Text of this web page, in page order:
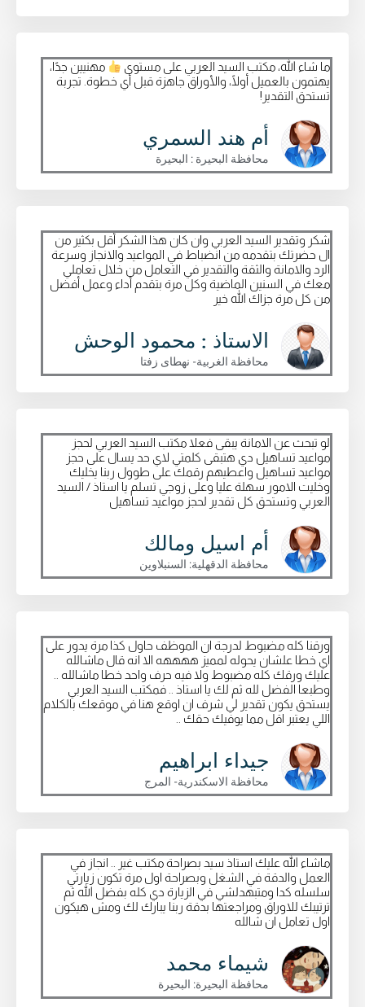
ما شاء الله، مكتب السيد العربي على مستوى
مهنيين جدًا،
يهتمون بالعميل أولًا، والأوراق جاهزة قبل أي خطوة. تجربة
تستحق التقدير!
أم هند السمري
محافظة البحيرة : البحيرة
شكر وتقدير السيد العربي وان كان هذا الشكر أقل بكثير من
ال حضرتك بتقدمه من انضباط في المواعيد والانجاز وسرعة
الرد والامانة والثقة والتقدير في التعامل من خلال تعاملي
معك في السنين الماضية وكل مرة بتقدم أداء وعمل أفضل
من كل مرة جزاك الله خير
الاستاذ : محمود الوحش
محافظة الغربية- نهطاى زفتا
لو تبحث عن الامانة يبقى فعلا مكتب السيد العربي لحجز
مواعيد تساهيل دي هتبقى كلمتي لاي حد يسال على حجز
مواعيد تساهيل واعطيهم رقمك على طوول ربنا يخليك
وخليت الامور سهلة عليا وعلى زوجي تسلم يا استاذ / السيد
العربي وتستحق كل تقدير لحجز مواعيد تساهيل
أم اسيل ومالك
محافظة الدقهلية: السنبلاوين
ورقنا كله مضبوط لدرجة ان الموظف حاول كذا مرة يدور على
اي خطا علشان يحوله لمميز ههههه الا انه قال ماشالله
عليك ورقك كله مضبوط ولا فيه حرف واحد خطا ماشالله ..
وطبعا الفضل لله ثم لك يا استاذ .. فمكتب السيد العربي
يستحق يكون تقدير لي شرف ان اوقع هنا في موقعك بالكلام
اللي يعتبر اقل مما يوفيك حقك ..
جيداء ابراهيم
محافظة الاسكندرية- المرج
ماشاء الله عليك استاذ سيد بصراحة مكتب غير .. انجاز في
العمل والدقة في الشغل وبصراحة اول مرة تكون زيارتي
سلسله كدا ومتبهدلشي في الزيارة دي كله بفضل الله ثم
ترتيبك للاوراق ومراجعتها بدقة ربنا يبارك لك ومش هيكون
اول تعامل ان شالله
شيماء محمد
محافظة البحيرة: البحيرة